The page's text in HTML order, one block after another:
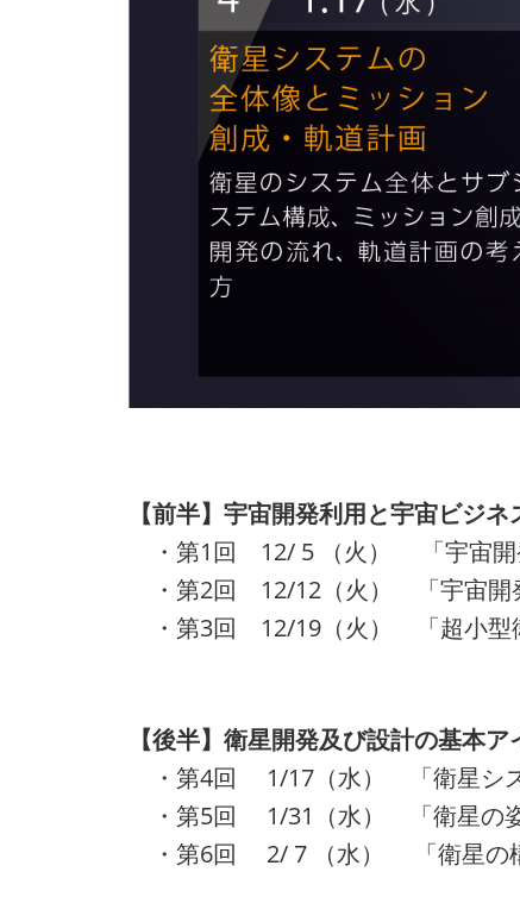
【前半】宇宙開発利用と宇宙ビジネ
・第1回 12/ 5 （火） 「宇宙開
・第2回 12/12（火） 「宇宙開
・第3回 12/19（火） 「超小型
【後半】衛星開発及び設計の基本ア
・第4回 1/17（水） 「衛星シス
・第5回 1/31（水） 「衛星の姿
・第6回 2/ 7 （水） 「衛星の構